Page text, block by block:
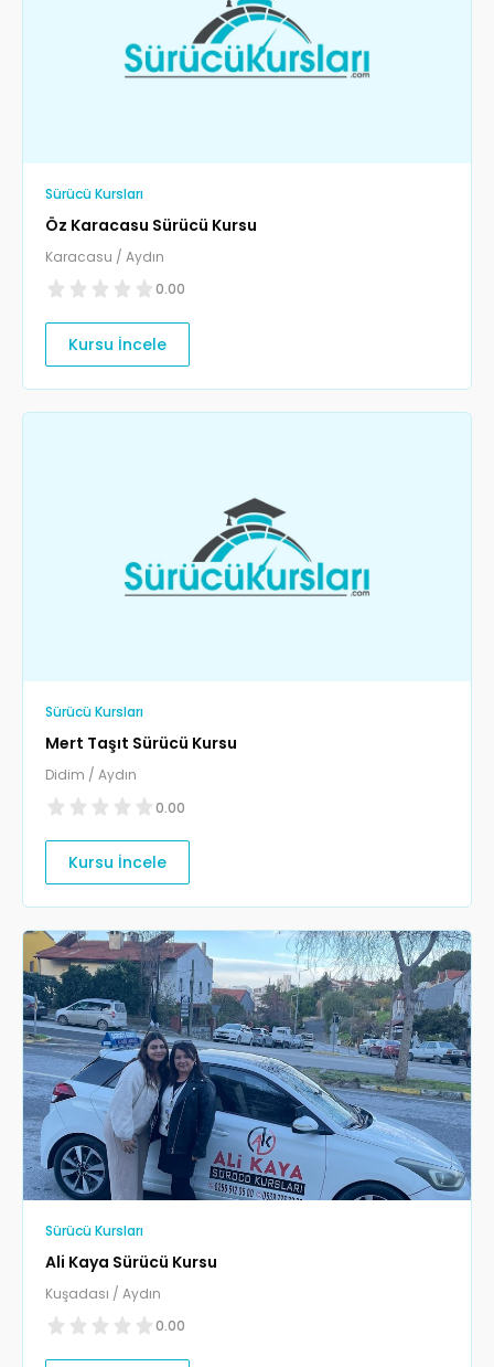
Sürücü Kursları
Öz Karacasu Sürücü Kursu
Karacasu / Aydın
0.00
Kursu İncele
Sürücü Kursları
Mert Taşıt Sürücü Kursu
Didim / Aydın
0.00
Kursu İncele
Sürücü Kursları
Ali Kaya Sürücü Kursu
Kuşadası / Aydın
0.00